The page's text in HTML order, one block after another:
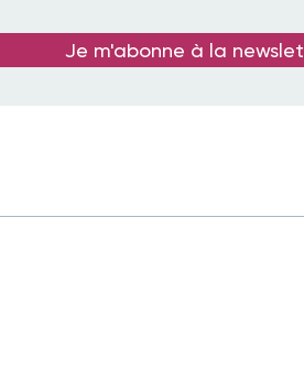
Je m'abonne à la